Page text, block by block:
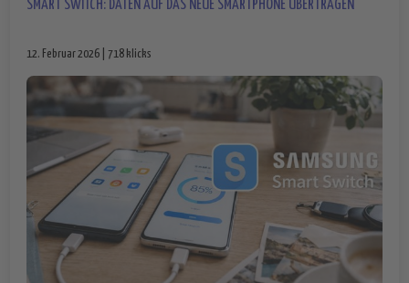
SMART SWITCH: DATEN AUF DAS NEUE SMARTPHONE ÜBERTRAGEN
12. Februar 2026 | 718 klicks